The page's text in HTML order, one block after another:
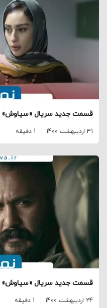
قسمت جدید سریال «سیاوش»
31 اردیبهشت 1400 1 دقیقه
قسمت جدید سریال «سیاوش»
24 اردیبهشت 1400 1 دقیقه